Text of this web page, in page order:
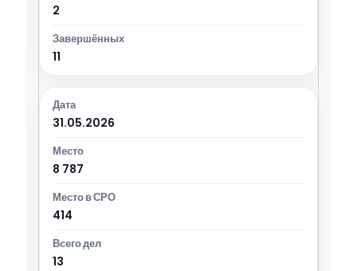
2
11
31.05.2026
8 787
414
13